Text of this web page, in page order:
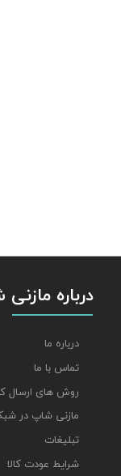
درباره
درباره ما
تماس با ما
روش های ارسال
مازنی شاپ در
تبلیغات
شرایط عودت کالا